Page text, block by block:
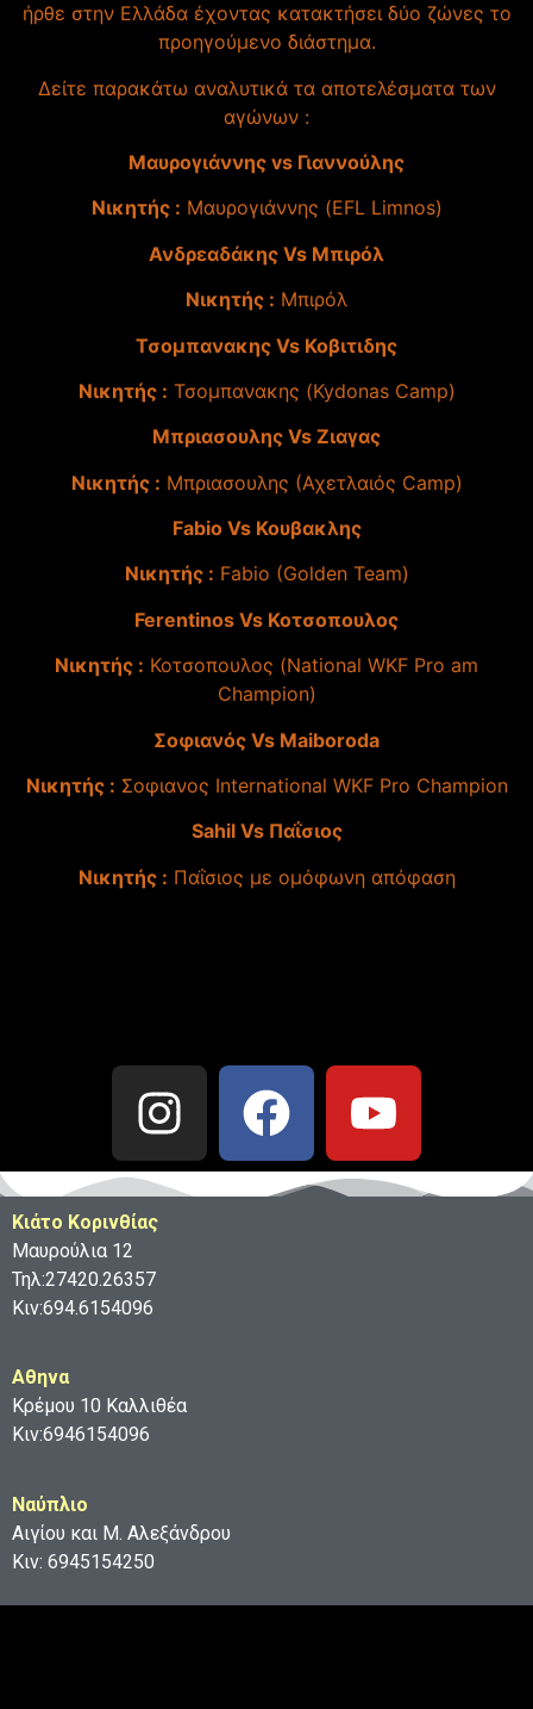
ήρθε στην Ελλάδα έχοντας κατακτήσει δύο ζώνες το
προηγούμενο διάστημα.
Δείτε παρακάτω αναλυτικά τα αποτελέσματα των
αγώνων :
Μαυρογιάννης vs Γιαννούλης
Νικητής : Μαυρογιάννης (EFL Limnos)
Ανδρεαδάκης Vs Μπιρόλ
Νικητής : Μπιρόλ
Τσομπανακης Vs Κοβιτιδης
Νικητής : Τσομπανακης (Kydonas Camp)
Μπριασουλης Vs Ζιαγας
Νικητής : Μπριασουλης (Αχετλαιός Camp)
Fabio Vs Κουβακλης
Νικητής : Fabio (Golden Team)
Ferentinos Vs Κοτσοπουλος
Νικητής : Κοτσοπουλος (National WKF Pro am
Champion)
Σοφιανός Vs Maiboroda
Νικητής : Σοφιανος International WKF Pro Champion
Sahil Vs Παΐσιος
Νικητής : Παΐσιος με ομόφωνη απόφαση
Κιάτο Κορινθίας
Μαυρούλια 12
Τηλ:27420.26357
Κιν:694.6154096
Aθηνα
Κρέμου 10 Καλλιθέα
Κιν:6946154096
Ναύπλιο
Αιγίου και Μ. Αλεξάνδρου
Κιν: 6945154250